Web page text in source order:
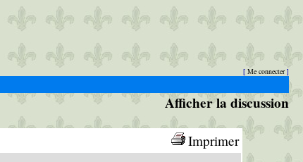
[ Me connecter]
Afficher la discussion
Imprimer